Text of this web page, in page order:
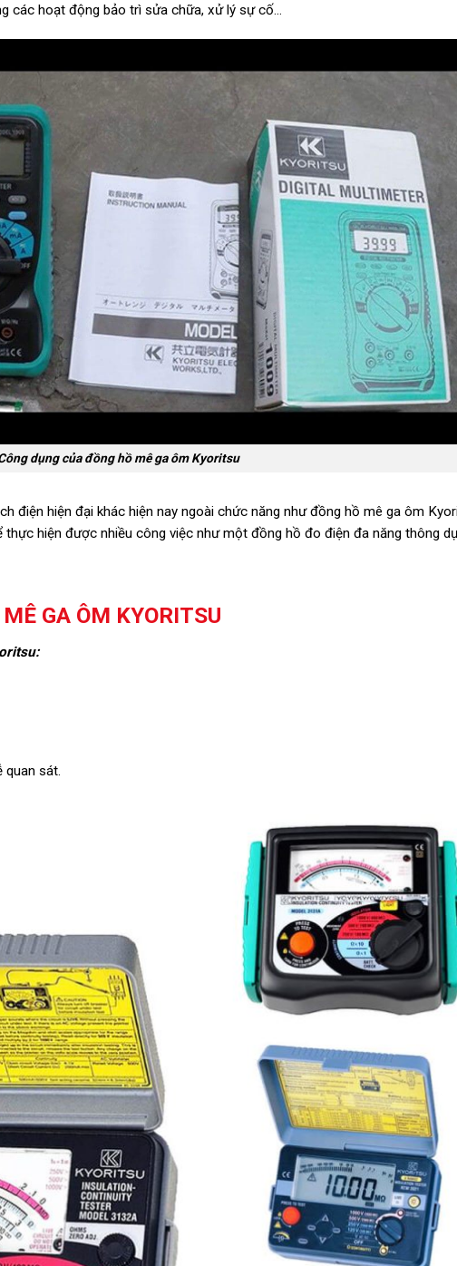
các hoạt động bảo trì sửa chữa, xử lý sự cố…
dụng của đồng hồ mê ga ôm Kyoritsu
điện hiện đại khác hiện nay ngoài chức năng như đồng hồ mê ga ôm
hiện được nhiều công việc như một đồng hồ đo điện đa năng thông
GA ÔM KYORITSU
quan sát.